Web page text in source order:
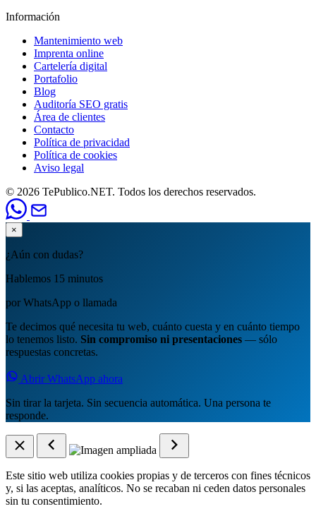
Información
Mantenimiento web
Imprenta online
Cartelería digital
Portafolio
Blog
Auditoría SEO gratis
Área de clientes
Contacto
Política de privacidad
Política de cookies
Aviso legal
© 2026 TePublico.NET. Todos los derechos reservados.
×
¿Aún con dudas?
Hablemos 15 minutos
por WhatsApp o llamada
Te decimos qué necesita tu web, cuánto cuesta y en cuánto tiempo
lo tenemos listo. Sin compromiso ni presentaciones — sólo
respuestas concretas.
Abrir WhatsApp ahora
Sin tirar la tarjeta. Sin secuencia automática. Una persona te
responde.
Este sitio web utiliza cookies propias y de terceros con fines técnicos
y, si las aceptas, analíticos. No se recaban ni ceden datos personales
sin tu consentimiento.